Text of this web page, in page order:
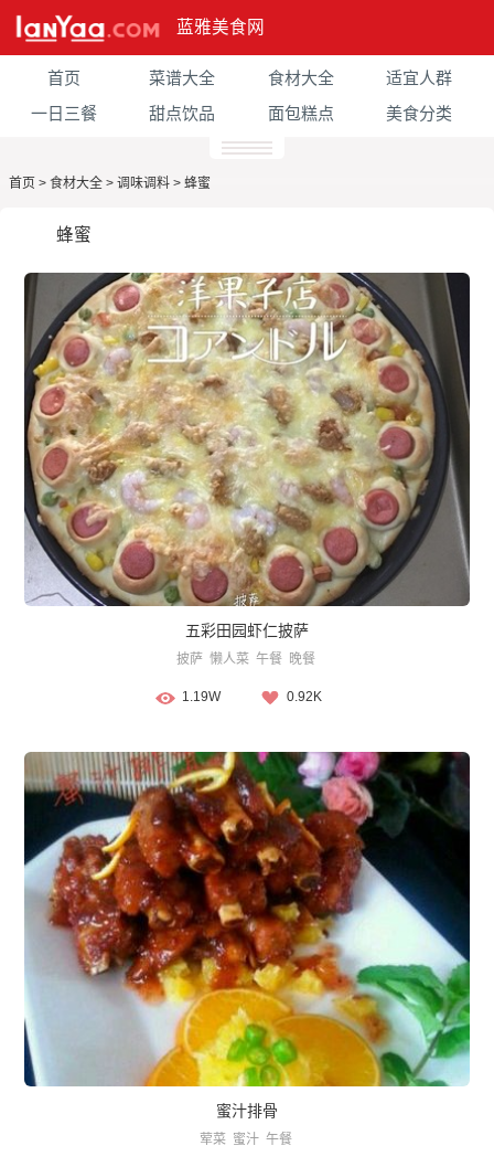
蓝雅美食网
首页 菜谱大全 食材大全
适宜人群
一日三餐
甜点饮品 面包糕点 美食分类
首页 > 食材大全 > 调味调料 > 蜂蜜
蜂蜜
五彩田园虾仁披萨
披萨 懒人菜 午餐 晚餐
1.19W 0.92K
蜜汁排骨
荤菜 蜜汁 午餐